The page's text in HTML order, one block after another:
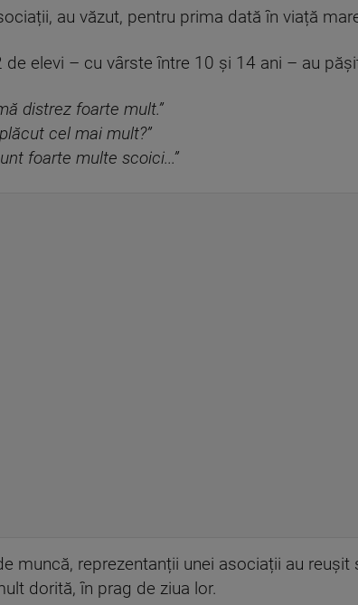
au văzut, pentru prima dată în viață
de elevi – cu vârste între 10 și 14 ani – au
distrez foarte mult.”
cel mai mult?”
foarte multe scoici...”
muncă, reprezentanții unei asociații au
dorită, în prag de ziua lor.